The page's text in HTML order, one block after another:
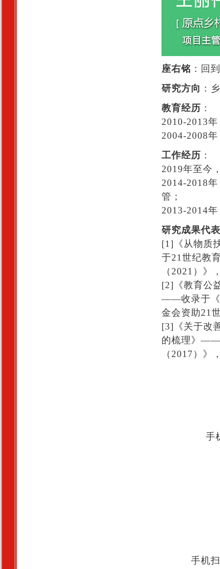
座右铭 ：回
研究方向 ：
教育经历 ：
2010-2013
2004-2008
工作经历 ：
2019年至今
2014-2018
管；
2013-2014
研究成果代
[1]《从物质
于21世纪教
（2021）》
[2]《教育公
——收录于《
金会资助21
[3]《关于改
的梳理》——
（2017）》
手
手机